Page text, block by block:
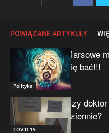
POWIĄZANE ARTYKUŁY
Polityka
Marsowe
się bać!!!
COVID-19 -
Czy
dziennie?